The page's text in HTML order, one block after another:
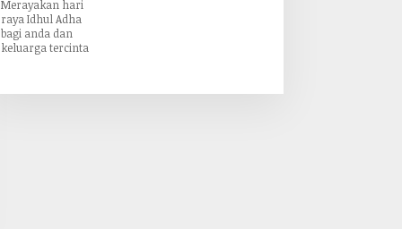
Merayakan hari
raya Idhul Adha
bagi anda dan
keluarga tercinta